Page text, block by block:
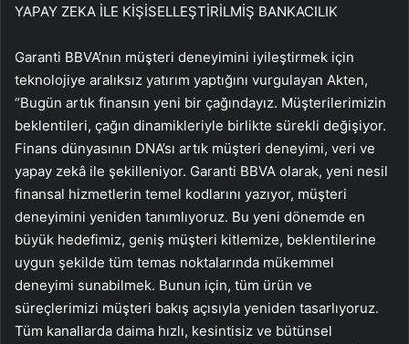
YAPAY ZEKA İLE KİŞİSELLEŞTİRİLMİŞ BANKACILIK
Garanti BBVA’nın müşteri deneyimini iyileştirmek için
teknolojiye aralıksız yatırım yaptığını vurgulayan Akten,
“Bugün artık finansın yeni bir çağındayız. Müşterilerimizin
beklentileri, çağın dinamikleriyle birlikte sürekli değişiyor.
Finans dünyasının DNA’sı artık müşteri deneyimi, veri ve
yapay zekâ ile şekilleniyor. Garanti BBVA olarak, yeni nesil
finansal hizmetlerin temel kodlarını yazıyor, müşteri
deneyimini yeniden tanımlıyoruz. Bu yeni dönemde en
büyük hedefimiz, geniş müşteri kitlemize, beklentilerine
uygun şekilde tüm temas noktalarında mükemmel
deneyimi sunabilmek. Bunun için, tüm ürün ve
süreçlerimizi müşteri bakış açısıyla yeniden tasarlıyoruz.
Tüm kanallarda daima hızlı, kesintisiz ve bütünsel